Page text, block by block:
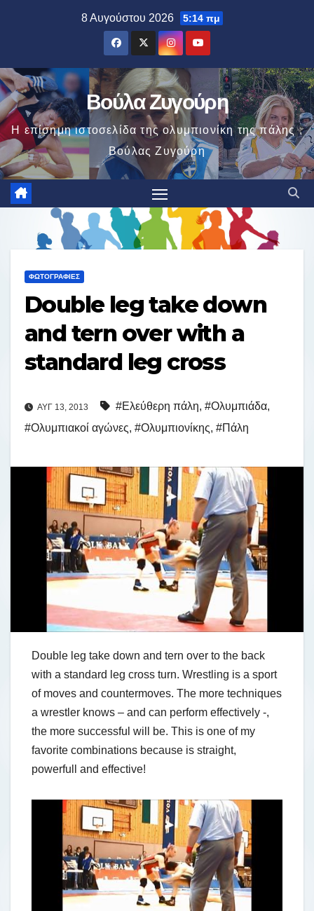
8 Αυγούστου 2026 5:14 πμ
Βούλα Ζυγούρη
Η επίσημη ιστοσελίδα της ολυμπιονίκη της πάλης ,
Βούλας Ζυγούρη
ΦΩΤΟΓΡΑΦΊΕΣ
Double leg take down
and tern over with a
standard leg cross
ΑΥΓ 13, 2013 #Ελεύθερη πάλη, #Ολυμπιάδα,
#Ολυμπιακοί αγώνες, #Ολυμπιονίκης, #Πάλη
Double leg take down and tern over to the back
with a standard leg cross turn. Wrestling is a sport
of moves and countermoves. The more techniques
a wrestler knows – and can perform effectively -,
the more successful will be. This is one of my
favorite combinations because is straight,
powerfull and effective!